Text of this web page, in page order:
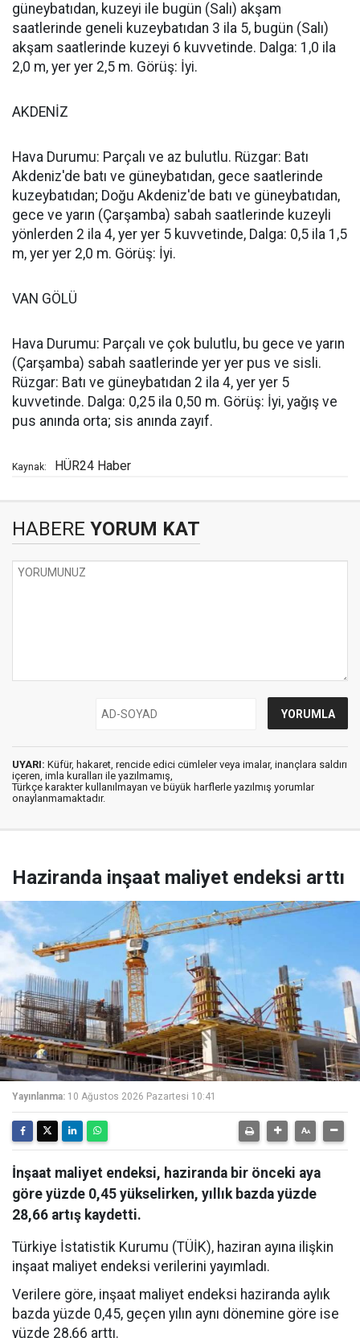
güneybatıdan, kuzeyi ile bugün (Salı) akşam
saatlerinde geneli kuzeybatıdan 3 ila 5, bugün (Salı)
akşam saatlerinde kuzeyi 6 kuvvetinde. Dalga: 1,0 ila
2,0 m, yer yer 2,5 m. Görüş: İyi.
AKDENİZ
Hava Durumu: Parçalı ve az bulutlu. Rüzgar: Batı
Akdeniz'de batı ve güneybatıdan, gece saatlerinde
kuzeybatıdan; Doğu Akdeniz'de batı ve güneybatıdan,
gece ve yarın (Çarşamba) sabah saatlerinde kuzeyli
yönlerden 2 ila 4, yer yer 5 kuvvetinde, Dalga: 0,5 ila 1,5
m, yer yer 2,0 m. Görüş: İyi.
VAN GÖLÜ
Hava Durumu: Parçalı ve çok bulutlu, bu gece ve yarın
(Çarşamba) sabah saatlerinde yer yer pus ve sisli.
Rüzgar: Batı ve güneybatıdan 2 ila 4, yer yer 5
kuvvetinde. Dalga: 0,25 ila 0,50 m. Görüş: İyi, yağış ve
pus anında orta; sis anında zayıf.
Kaynak: HÜR24 Haber
HABERE YORUM KAT
UYARI: Küfür, hakaret, rencide edici cümleler veya imalar, inançlara saldırı
içeren, imla kuralları ile yazılmamış,
Türkçe karakter kullanılmayan ve büyük harflerle yazılmış yorumlar
onaylanmamaktadır.
Haziranda inşaat maliyet endeksi arttı
Yayınlanma: 10 Ağustos 2026 Pazartesi 10:41
İnşaat maliyet endeksi, haziranda bir önceki aya
göre yüzde 0,45 yükselirken, yıllık bazda yüzde
28,66 artış kaydetti.
Türkiye İstatistik Kurumu (TÜİK), haziran ayına ilişkin
inşaat maliyet endeksi verilerini yayımladı.
Verilere göre, inşaat maliyet endeksi haziranda aylık
bazda yüzde 0,45, geçen yılın aynı dönemine göre ise
yüzde 28,66 arttı.